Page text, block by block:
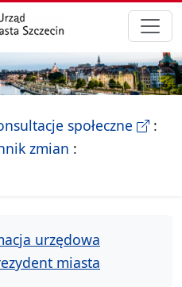
Informacji Publicznej
społeczne-
strona Miasta Szczecin
zmian
urzędowa
miasta